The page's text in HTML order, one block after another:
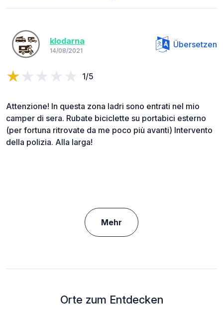
klodarna
14/08/2021
Übersetzen
1/5
Attenzione! In questa zona ladri sono entrati nel mio
camper di sera. Rubate biciclette su portabici esterno
(per fortuna ritrovate da me poco più avanti) Intervento
della polizia. Alla larga!
Mehr
Orte zum Entdecken